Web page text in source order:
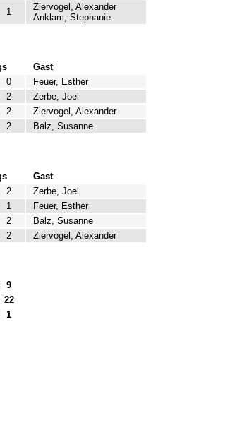
1
Ziervogel, Alexander
Anklam, Stephanie
Gast
0
Feuer, Esther
2
Zerbe, Joel
2
Ziervogel, Alexander
2 Balz, Susanne
Gast
2
Zerbe, Joel
1
Feuer, Esther
2
Balz, Susanne
2 Ziervogel, Alexander
9
22
1